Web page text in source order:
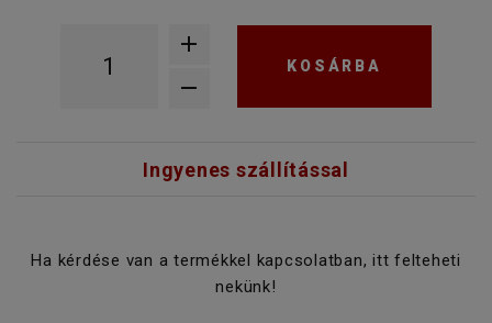
KOSÁRBA
Ingyenes szállítással
Ha kérdése van a termékkel kapcsolatban, itt felteheti
nekünk!